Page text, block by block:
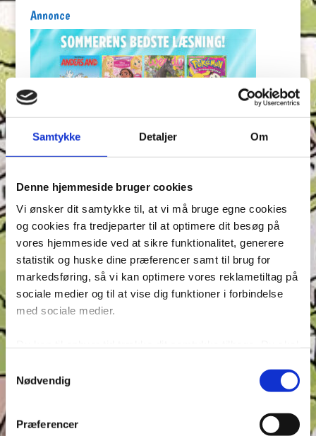
Samtykke Detaljer Om
Denne hjemmeside bruger cookies
Vi ønsker dit samtykke til, at vi må bruge egne cookies
og cookies fra tredjeparter til at optimere dit besøg på
vores hjemmeside ved at sikre funktionalitet, generere
statistik og huske dine præferencer samt til brug for
markedsføring, så vi kan optimere vores reklametiltag på
sociale medier og til at vise dig funktioner i forbindelse
med sociale medier.
fungerer optimalt, hvis du ikke accepterer cookies eller
tilbagetrækker et samtykke. Du kan læse mere om vores
brug af cookies og behandling af dine personoplysninger i
forbindelse hermed i både vores
Nødvendig
Præferencer
Annonce
Seneste indlæg
Krydsen, Find skyggen og Find ord – Test din
And!
opmærksomhed i Anders And!